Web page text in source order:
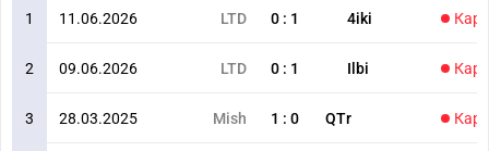
1 11.06.2026 LTD 4iki
0 : 1
2 09.06.2026 LTD Ilbi
0 : 1
3 28.03.2025 Mish QTr
1 : 0